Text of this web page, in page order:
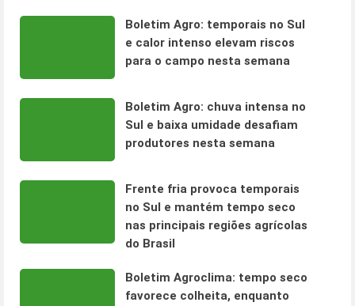
Boletim Agro: temporais no Sul
e calor intenso elevam riscos
para o campo nesta semana
Boletim Agro: chuva intensa no
Sul e baixa umidade desafiam
produtores nesta semana
Frente fria provoca temporais
no Sul e mantém tempo seco
nas principais regiões agrícolas
do Brasil
Boletim Agroclima: tempo seco
favorece colheita, enquanto